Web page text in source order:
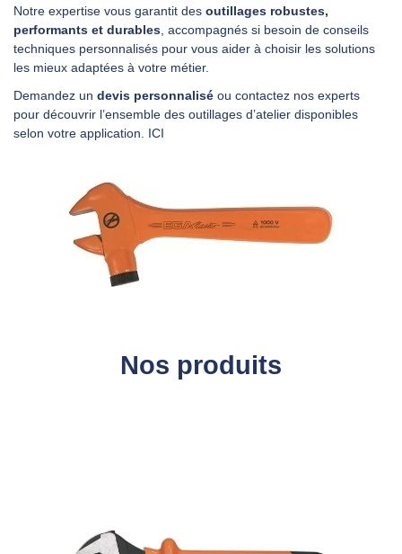
Notre expertise vous garantit des outillages robustes,
performants et durables , accompagnés si besoin de conseils
techniques personnalisés pour vous aider à choisir les solutions
les mieux adaptées à votre métier.
Demandez un devis personnalisé ou contactez nos experts
pour découvrir l’ensemble des outillages d’atelier disponibles
selon votre application. ICI
Nos produits